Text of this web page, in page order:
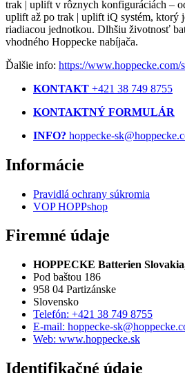
trak | uplift v rôznych konfiguráciách –
uplift až po trak | uplift iQ systém, ktorý
riadiacou jednotkou. Dlhšiu životnosť
vhodného Hoppecke nabíjača.
Ďalšie info: https://
KONTAKT +421 38 749 8755
KONTAKTNÝ FORMULÁR
INFO? hoppecke-
Informácie
Pravidlá ochrany súkromia
VOP HOPPshop
Firemné údaje
HOPPECKE Batterien
Pod baštou 186
958 04 Partizánske
Slovensko
Telefón: +421 38 749 8755
E-mail: hoppecke-
Web: www.hoppecke.sk
Identifikačné údaje